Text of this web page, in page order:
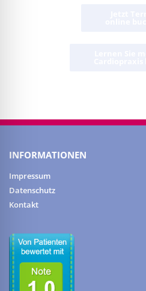
INFORMATIONEN
Impressum
Datenschutz
Kontakt